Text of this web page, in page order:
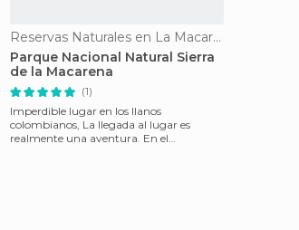
Reservas Naturales en La Macarena
Parque Nacional Natural Sierra
de la Macarena
(1)
Imperdible lugar en los llanos
colombianos, La llegada al lugar es
realmente una aventura. En el